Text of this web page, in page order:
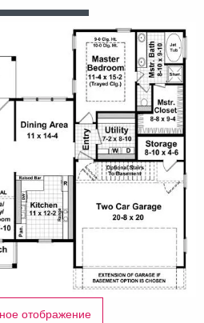
отображение